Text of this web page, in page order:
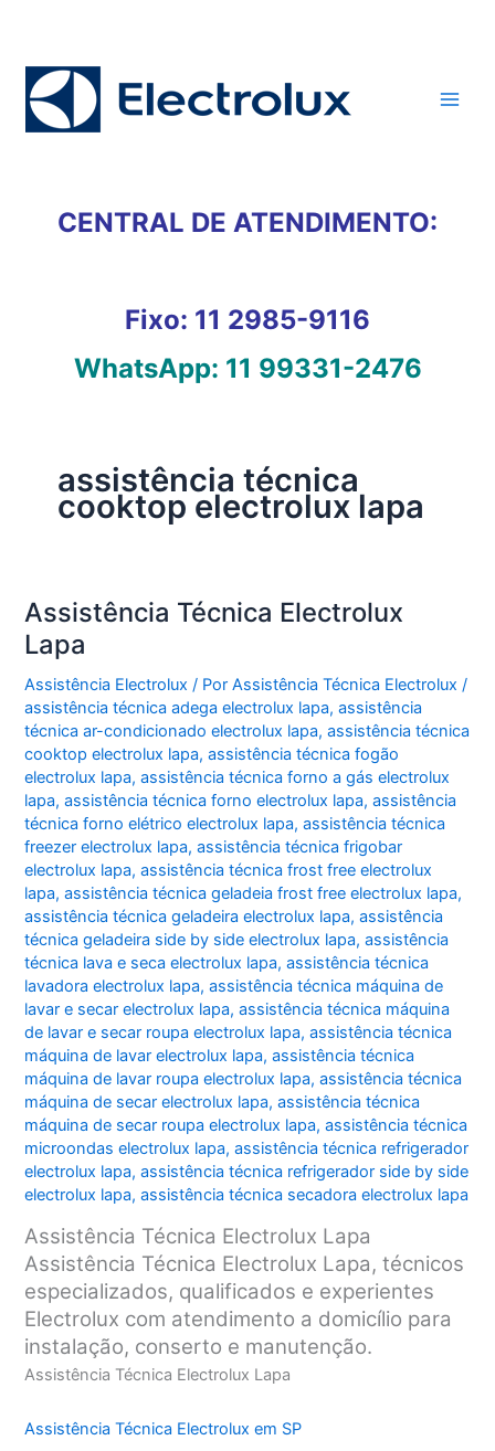
conteúdo
CENTRAL DE ATENDIMENTO:
Fixo: 11 2985-9116
WhatsApp: 11 99331-2476
assistência técnica
cooktop electrolux lapa
Assistência Técnica Electrolux
Lapa
Assistência Electrolux / PorAssistência Técnica Electrolux/
assistência técnica adega electrolux lapa,assistência
técnica ar-condicionado electrolux lapa,assistência técnica
cooktop electrolux lapa,assistência técnica fogão
electrolux lapa,assistência técnica forno a gás electrolux
lapa,assistência técnica forno electrolux lapa,assistência
técnica forno elétrico electrolux lapa,assistência técnica
freezer electrolux lapa,assistência técnica frigobar
electrolux lapa,assistência técnica frost free electrolux
lapa,assistência técnica geladeia frost free electrolux lapa,
assistência técnica geladeira electrolux lapa,assistência
técnica geladeira side by side electrolux lapa,assistência
técnica lava e seca electrolux lapa,assistência técnica
lavadora electrolux lapa,assistência técnica máquina de
lavar e secar electrolux lapa,assistência técnica máquina
de lavar e secar roupa electrolux lapa,assistência técnica
máquina de lavar electrolux lapa,assistência técnica
máquina de lavar roupa electrolux lapa,assistência técnica
máquina de secar electrolux lapa,assistência técnica
máquina de secar roupa electrolux lapa,assistência técnica
microondas electrolux lapa,assistência técnica refrigerador
electrolux lapa,assistência técnica refrigerador side by side
electrolux lapa,assistência técnica secadora electrolux lapa
Assistência Técnica Electrolux Lapa
Assistência Técnica Electrolux Lapa, técnicos
especializados, qualificados e experientes
Electrolux com atendimento a domicílio para
instalação, conserto e manutenção.
Assistência Técnica Electrolux Lapa
Assistência Técnica Electrolux em SP